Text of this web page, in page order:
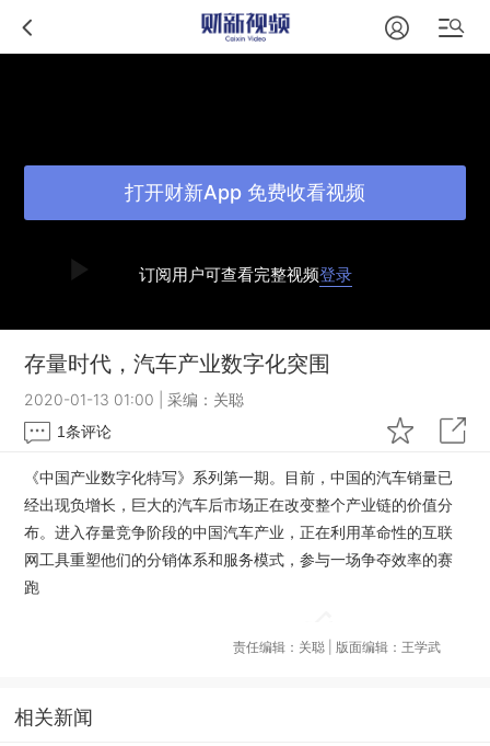
订阅用户可查看完整视频登录
打开财新App 免费收看视频
存量时代，汽车产业数字化突围
2020-01-13 01:00 |采编：关聪
1条评论
《中国产业数字化特写》系列第一期。目前，中国的汽车销量已
经出现负增长，巨大的汽车后市场正在改变整个产业链的价值分
布。进入存量竞争阶段的中国汽车产业，正在利用革命性的互联
网工具重塑他们的分销体系和服务模式，参与一场争夺效率的赛
跑
责任编辑：关聪 | 版面编辑：王学武
相关新闻